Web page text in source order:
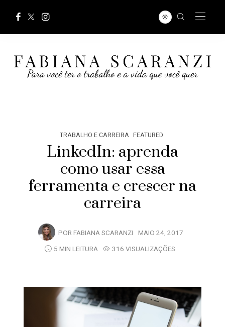
TRABALHO E CARREIRA FEATURED
LinkedIn: aprenda
como usar essa
ferramenta e crescer na
carreira
POR FABIANA SCARANZI MAIO 24, 2017
5 MIN LEITURA
316 VISUALIZAÇÕES